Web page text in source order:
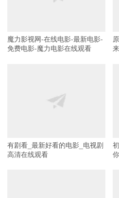
魔力影视网-在线电影-最新电影-
免费电影-魔力电影在线观看
有剧看_最新好看的电影_电视剧
高清在线观看